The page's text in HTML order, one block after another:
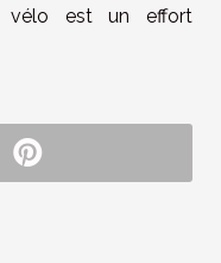
vélo est un effort